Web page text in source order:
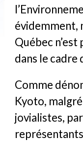
évidemment,
Québec
dans le
Comme
Kyoto,
jovialistes,